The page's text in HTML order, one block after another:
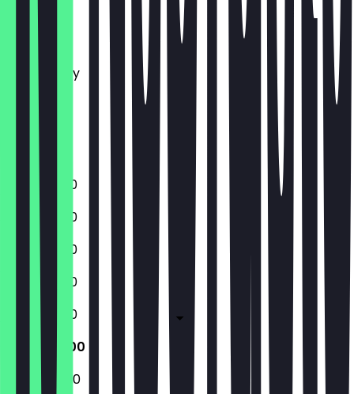
Monday
Tuesday
Wednesday
Thursday
Saturday
Sunday
11:30 - 23:00
11:30 - 23:00
11:30 - 23:00
11:30 - 23:00
11:30 - 23:00
11:30 - 23:00
12:00 - 23:30